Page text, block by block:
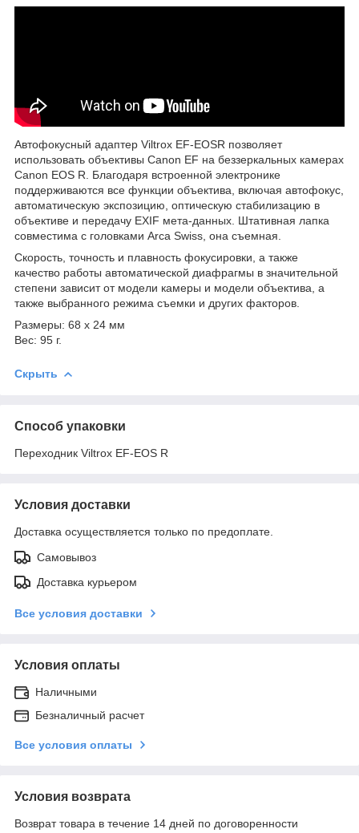
Автофокусный адаптер Viltrox EF-EOSR позволяет
использовать объективы Canon EF на беззеркальных камерах
Canon EOS R. Благодаря встроенной электронике
поддерживаются все функции объектива, включая автофокус,
автоматическую экспозицию, оптическую стабилизацию в
объективе и передачу EXIF мета-данных. Штативная лапка
совместима с головками Arca Swiss, она съемная.
Скорость, точность и плавность фокусировки, а также
качество работы автоматической диафрагмы в значительной
степени зависит от модели камеры и модели объектива, а
также выбранного режима съемки и других факторов.
Размеры: 68 х 24 мм
Вес: 95 г.
Скрыть
Способ упаковки
Переходник Viltrox EF-EOS R
Условия доставки
Доставка осуществляется только по предоплате.
Самовывоз
Доставка курьером
Все условия доставки
Условия оплаты
Наличными
Безналичный расчет
Все условия оплаты
Условия возврата
Возврат товара в течение 14 дней по договоренности